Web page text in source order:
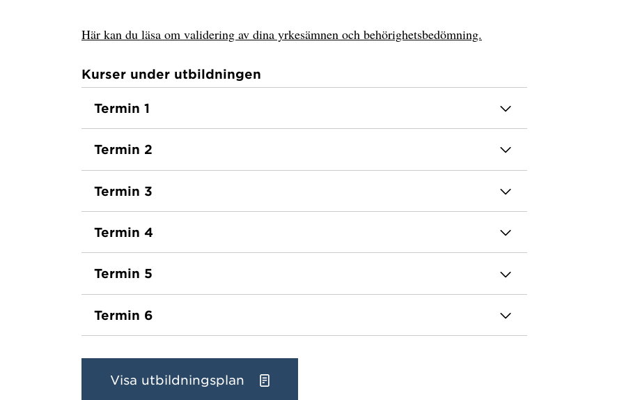
Här kan du läsa om validering av dina yrkesämnen och behörighetsbedömning.
Kurser under utbildningen
Termin 1
Termin 2
Termin 3
Termin 4
Termin 5
Termin 6
Visa utbildningsplan